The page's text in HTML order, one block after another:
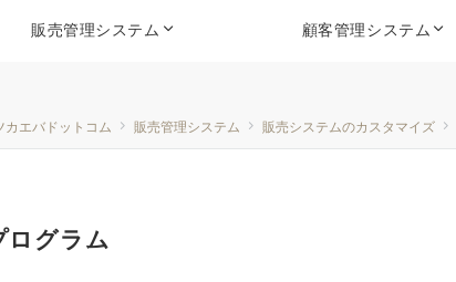
販売管理システム 顧客管理システム
カエバドットコム 販売管理システム 販売システムのカスタマイズ
ログラム